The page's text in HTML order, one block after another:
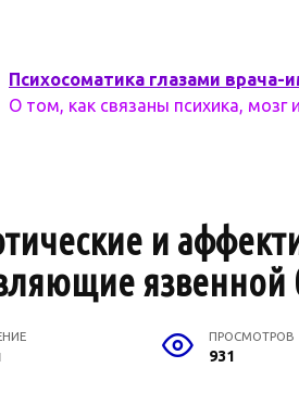
Психосоматика глазами врача-
О том, как связаны психика, мозг
и
язвенной
ПРОСМОТРОВ
931